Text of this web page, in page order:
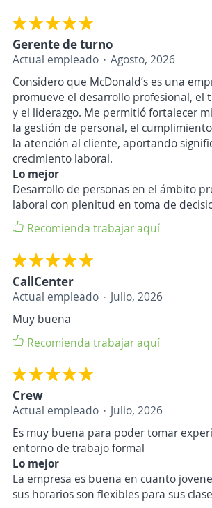
Gerente de turno
Actual empleado
Agosto, 2026
Considero que McDonald’s es una
promueve el desarrollo profesional, el
y el liderazgo. Me permitió fortalecer
la gestión de personal, el
la atención al cliente, aportando
crecimiento laboral.
Lo mejor
Desarrollo de personas en el ámbito
laboral con plenitud en toma de
Recomienda trabajar aquí
CallCenter
Actual empleado
Julio, 2026
Muy buena
Recomienda trabajar aquí
Crew
Actual empleado
Julio, 2026
Es muy buena para poder tomar
entorno de trabajo formal
Lo mejor
La empresa es buena en cuanto
sus horarios son flexibles para sus